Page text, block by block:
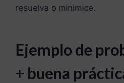
resuelva o minimice.
Ejemplo de
+ buena